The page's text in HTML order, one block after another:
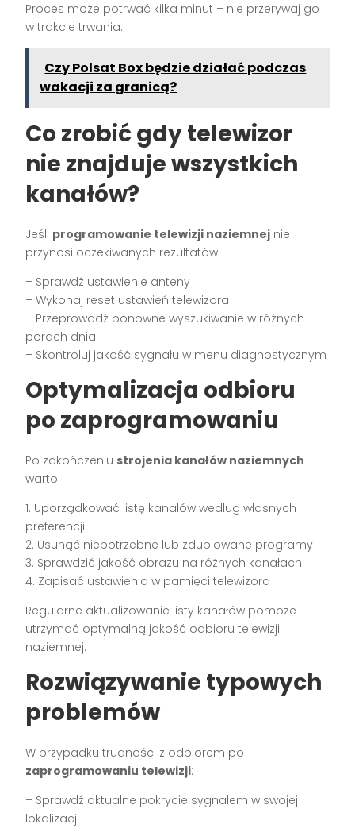
Proces może potrwać kilka minut – nie przerywaj go
w trakcie trwania.
Czy Polsat Box będzie działać podczas
wakacji za granicą?
Co zrobić gdy telewizor
nie znajduje wszystkich
kanałów?
Jeśli programowanie telewizji naziemnej nie
przynosi oczekiwanych rezultatów:
– Sprawdź ustawienie anteny
– Wykonaj reset ustawień telewizora
– Przeprowadź ponowne wyszukiwanie w różnych
porach dnia
– Skontroluj jakość sygnału w menu diagnostycznym
Optymalizacja odbioru
po zaprogramowaniu
Po zakończeniu strojenia kanałów naziemnych
warto:
1. Uporządkować listę kanałów według własnych
preferencji
2. Usunąć niepotrzebne lub zdublowane programy
3. Sprawdzić jakość obrazu na różnych kanałach
4. Zapisać ustawienia w pamięci telewizora
Regularne aktualizowanie listy kanałów pomoże
utrzymać optymalną jakość odbioru telewizji
naziemnej.
Rozwiązywanie typowych
problemów
W przypadku trudności z odbiorem po
zaprogramowaniu telewizji:
– Sprawdź aktualne pokrycie sygnałem w swojej
lokalizacji